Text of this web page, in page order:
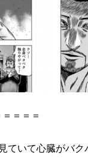
＝＝＝
ていて心臓がバ